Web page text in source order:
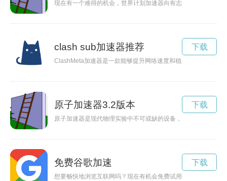
现在有一个难得的机会，世界计划加速器向有志于改变世界的
clash sub加速器推荐
ClashMeta加速器是一款能够提升网络速度和稳定性的工具，
下载
原子加速器3.2版本
原子加速器是现代物理实验中不可或缺的设备，新发布的3.3版
下载
免费谷歌加速
想要畅快地浏览互联网吗？现在有机会免费试用Google加速器
下载